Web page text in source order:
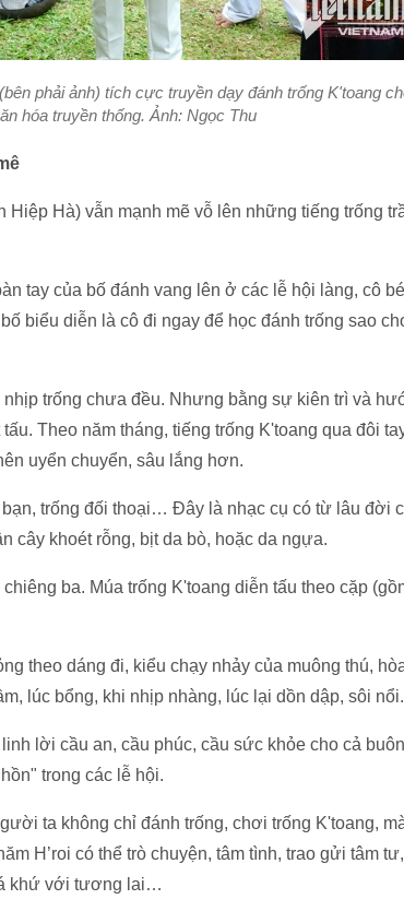
phải ảnh) tích cực truyền dạy đánh trống K'toang
hóa truyền thống. Ảnh: Ngọc Thu
Hà) vẫn mạnh mẽ vỗ lên những tiếng trống
tay của bố đánh vang lên ở các lễ hội làng, cô
biểu diễn là cô đi ngay để học đánh trống sao
trống chưa đều. Nhưng bằng sự kiên trì và
Theo năm tháng, tiếng trống K'toang qua đôi
uyển chuyển, sâu lắng hơn.
bạn, trống đối thoại… Đây là nhạc cụ có từ lâu đời
cây khoét rỗng, bịt da bò, hoặc da ngựa.
ba. Múa trống K'toang diễn tấu theo cặp
theo dáng đi, kiểu chạy nhảy của muông thú,
lúc bổng, khi nhịp nhàng, lúc lại dồn dập, sôi nổi.
lời cầu an, cầu phúc, cầu sức khỏe cho cả
trong các lễ hội.
ta không chỉ đánh trống, chơi trống K'toang,
H’roi có thể trò chuyện, tâm tình, trao gửi tâm
khứ với tương lai…